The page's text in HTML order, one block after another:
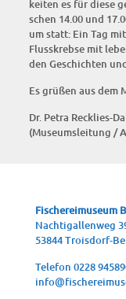
kei­ten es für die­se
schen 14.00 und
um statt: Ein Tag
Fluss­kreb­se mit
den Geschich­ten
Es grü­ßen aus dem
Dr. Petra Reck­lies-
(Muse­ums­lei­tung /
Fische­rei­mu­se­um
Nach­ti­gal­len­weg
53844 Troisdorf-
Tele­fon 0228